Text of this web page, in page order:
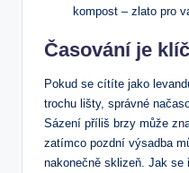
kompost – zlato pro
Časování je
Pokud se cítíte jako
trochu lišty, správné
Sázení příliš brzy může
zatímco pozdní výsadba
nakonečně sklizeň. Jak se